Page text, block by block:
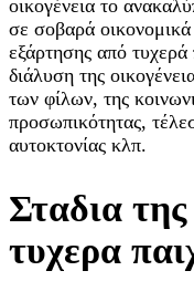
οικογένεια το
σε σοβαρά
εξάρτησης από τυχερά
διάλυση της
των φίλων, της
προσωπικότητας,
αυτοκτονίας κλπ.
Σταδια
τυχερα